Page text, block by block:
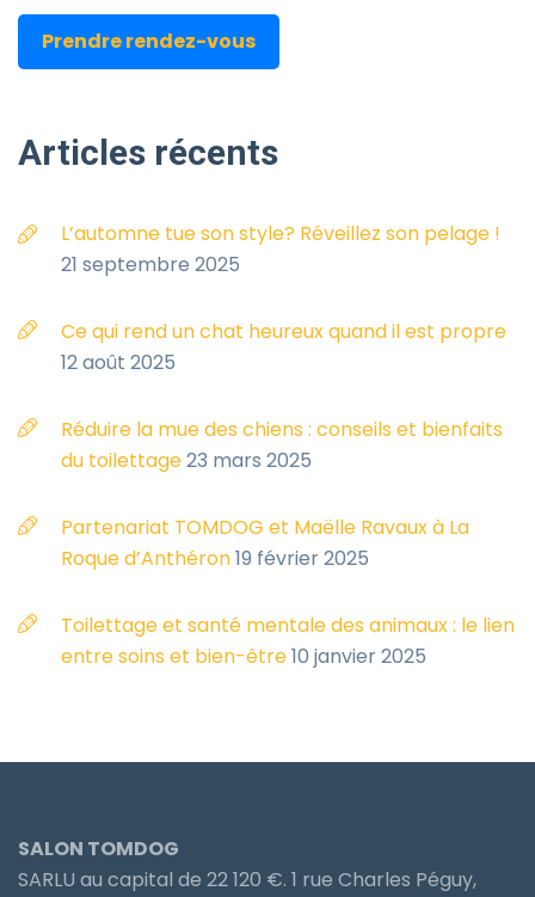
Prendre rendez-vous
Articles récents
L’automne tue son style? Réveillez son pelage !
21 septembre 2025
Ce qui rend un chat heureux quand il est propre
12 août 2025
Réduire la mue des chiens : conseils et bienfaits
du toilettage23 mars 2025
Partenariat TOMDOG et Maëlle Ravaux à La
Roque d’Anthéron19 février 2025
Toilettage et santé mentale des animaux : le lien
entre soins et bien-être10 janvier 2025
SALON TOMDOG
SARLU au capital de 22 120 €. 1 rue Charles Péguy,